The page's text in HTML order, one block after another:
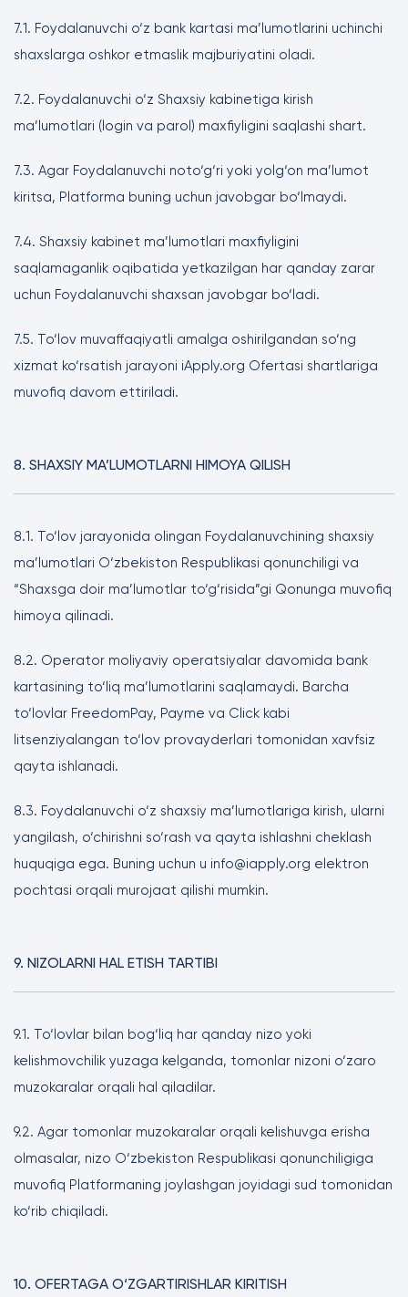
7.1. Foydalanuvchi o‘z bank kartasi ma’lumotlarini uchinchi
shaxslarga oshkor etmaslik majburiyatini oladi.
7.2. Foydalanuvchi o‘z Shaxsiy kabinetiga kirish
ma’lumotlari (login va parol) maxfiyligini saqlashi shart.
7.3. Agar Foydalanuvchi noto‘g‘ri yoki yolg‘on ma’lumot
kiritsa, Platforma buning uchun javobgar bo‘lmaydi.
7.4. Shaxsiy kabinet ma’lumotlari maxfiyligini
saqlamaganlik oqibatida yetkazilgan har qanday zarar
uchun Foydalanuvchi shaxsan javobgar bo‘ladi.
7.5. To‘lov muvaffaqiyatli amalga oshirilgandan so‘ng
xizmat ko‘rsatish jarayoni iApply.org Ofertasi shartlariga
muvofiq davom ettiriladi.
8. SHAXSIY MA’LUMOTLARNI HIMOYA QILISH
8.1. To‘lov jarayonida olingan Foydalanuvchining shaxsiy
ma’lumotlari O‘zbekiston Respublikasi qonunchiligi va
“Shaxsga doir ma’lumotlar to‘g‘risida”gi Qonunga muvofiq
himoya qilinadi.
8.2. Operator moliyaviy operatsiyalar davomida bank
kartasining to‘liq ma’lumotlarini saqlamaydi. Barcha
to‘lovlar FreedomPay, Payme va Click kabi
litsenziyalangan to‘lov provayderlari tomonidan xavfsiz
qayta ishlanadi.
8.3. Foydalanuvchi o‘z shaxsiy ma’lumotlariga kirish, ularni
yangilash, o‘chirishni so‘rash va qayta ishlashni cheklash
huquqiga ega. Buning uchun u info@iapply.org elektron
pochtasi orqali murojaat qilishi mumkin.
9. NIZOLARNI HAL ETISH TARTIBI
9.1. To‘lovlar bilan bog‘liq har qanday nizo yoki
kelishmovchilik yuzaga kelganda, tomonlar nizoni o‘zaro
muzokaralar orqali hal qiladilar.
9.2. Agar tomonlar muzokaralar orqali kelishuvga erisha
olmasalar, nizo O‘zbekiston Respublikasi qonunchiligiga
muvofiq Platformaning joylashgan joyidagi sud tomonidan
ko‘rib chiqiladi.
10. OFERTAGA O‘ZGARTIRISHLAR KIRITISH